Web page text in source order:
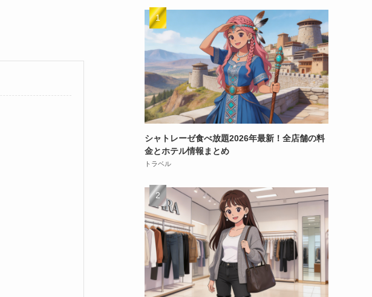
シャトレーゼ食べ放題2026年最新！全店舗の料
金とホテル情報まとめ
トラベル